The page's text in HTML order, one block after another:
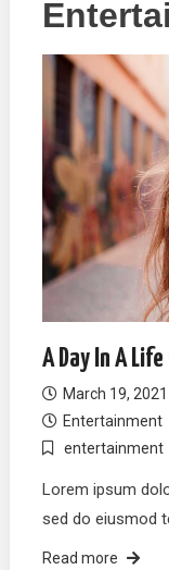
A Day In A
March 19, 2021
Entertainment
entertainment
Lorem ipsum
sed do eiusmod
Read more